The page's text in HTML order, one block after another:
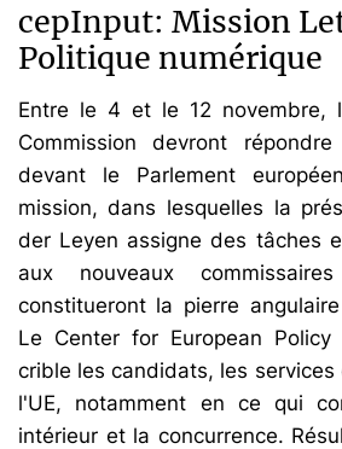
cepInput: Mission
Politique numérique
Entre le 4 et le 12 novembre,
Commission devront
devant le Parlement
mission, dans lesquelles la
der Leyen assigne des tâches
aux nouveaux
constitueront la pierre
Le Center for European
crible les candidats, les
l'UE, notamment en ce qui
intérieur et la concurrence.